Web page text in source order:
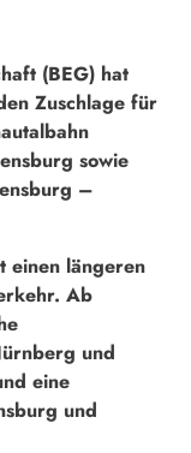
(BEG) hat
Zuschlage für
sowie
–
einen längeren
Ab
und
eine
und